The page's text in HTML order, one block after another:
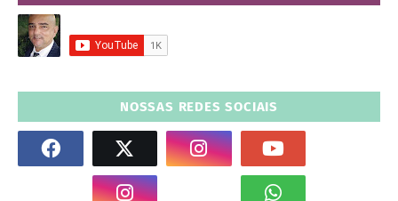
NOSSAS REDES SOCIAIS